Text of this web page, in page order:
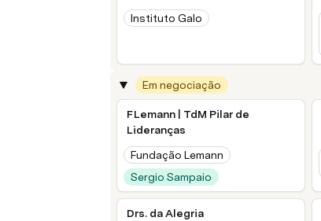
Instituto Galo
Em negociação
F Lemann | TdM Pilar de
Lideranças
Fundação Lemann
Sergio Sampaio
Drs. da Alegria